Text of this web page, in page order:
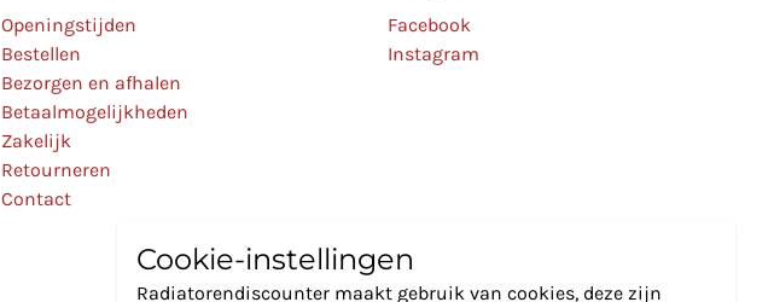
Openingstijden
Bestellen
Bezorgen en afhalen
Betaalmogelijkheden
Zakelijk
Retourneren
Contact
Facebook
Instagram
Cookie-instellingen
Radiatorendiscounter maakt gebruik van cookies, deze zijn